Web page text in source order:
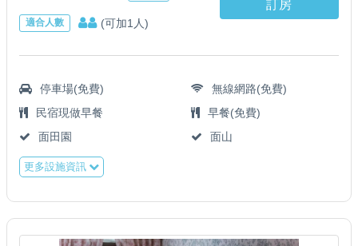
適合人數 (可加1人)
訂房
停車場(免費)
無線網路(免費)
民宿現做早餐
早餐(免費)
面田園
面山
更多設施資訊